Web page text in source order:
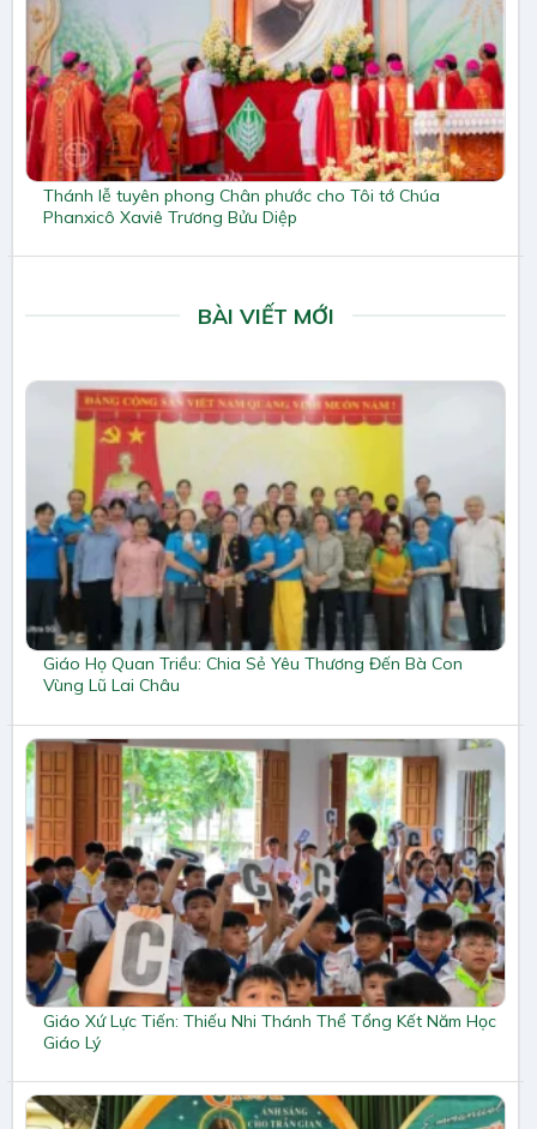
Thánh lễ tuyên phong Chân phước cho Tôi tớ Chúa
Phanxicô Xaviê Trương Bửu Diệp
BÀI VIẾT MỚI
Giáo Họ Quan Triều: Chia Sẻ Yêu Thương Đến Bà Con
Vùng Lũ Lai Châu
Giáo Xứ Lực Tiến: Thiếu Nhi Thánh Thể Tổng Kết Năm Học
Giáo Lý